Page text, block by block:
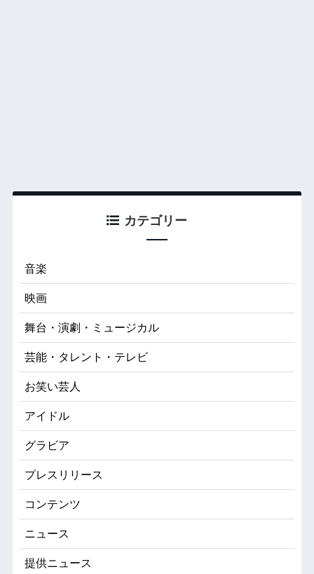
カテゴリー
音楽
映画
舞台・演劇・ミュージカル
芸能・タレント・テレビ
お笑い芸人
アイドル
グラビア
プレスリリース
コンテンツ
ニュース
提供ニュース